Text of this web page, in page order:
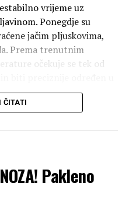
vrijeme uz
Ponegdje su
jačim pljuskovima,
Prema trenutnim
očekuje se tek od
ČITATI
Pakleno